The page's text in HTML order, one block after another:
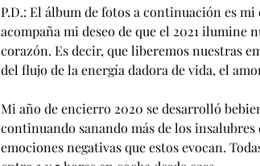
P.D.: El álbum de fotos a continuación es
acompaña mi deseo de que el 2021
corazón. Es decir, que liberemos nuestras
del flujo de la energía dadora de vida, el
Mi año de encierro 2020 se desarrolló
continuando sanando más de los insalubres
emociones negativas que estos evocan.